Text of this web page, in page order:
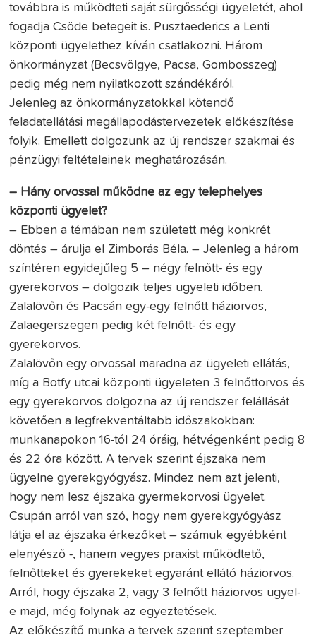
továbbra is működteti saját sürgősségi ügyeletét, ahol
fogadja Csöde betegeit is. Pusztaederics a Lenti
központi ügyelethez kíván csatlakozni. Három
önkormányzat (Becsvölgye, Pacsa, Gombosszeg)
pedig még nem nyilatkozott szándékáról.
Jelenleg az önkormányzatokkal kötendő
feladatellátási megállapodástervezetek előkészítése
folyik. Emellett dolgozunk az új rendszer szakmai és
pénzügyi feltételeinek meghatározásán.
– Hány orvossal működne az egy telephelyes
központi ügyelet?
– Ebben a témában nem született még konkrét
döntés – árulja el Zimborás Béla. – Jelenleg a három
színtéren egyidejűleg 5 – négy felnőtt- és egy
gyerekorvos – dolgozik teljes ügyeleti időben.
Zalalövőn és Pacsán egy-egy felnőtt háziorvos,
Zalaegerszegen pedig két felnőtt- és egy
gyerekorvos.
Zalalövőn egy orvossal maradna az ügyeleti ellátás,
míg a Botfy utcai központi ügyeleten 3 felnőttorvos és
egy gyerekorvos dolgozna az új rendszer felállását
követően a legfrekventáltabb időszakokban:
munkanapokon 16-tól 24 óráig, hétvégenként pedig 8
és 22 óra között. A tervek szerint éjszaka nem
ügyelne gyerekgyógyász. Mindez nem azt jelenti,
hogy nem lesz éjszaka gyermekorvosi ügyelet.
Csupán arról van szó, hogy nem gyerekgyógyász
látja el az éjszaka érkezőket – számuk egyébként
elenyésző -, hanem vegyes praxist működtető,
felnőtteket és gyerekeket egyaránt ellátó háziorvos.
Arról, hogy éjszaka 2, vagy 3 felnőtt háziorvos ügyel-
e majd, még folynak az egyeztetések.
Az előkészítő munka a tervek szerint szeptember